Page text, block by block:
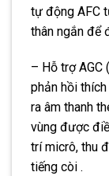
tự động AFC
thân ngắn để
– Hỗ trợ
phản hồi
ra âm thanh
vùng được
trí micrô, thu
tiếng còi .